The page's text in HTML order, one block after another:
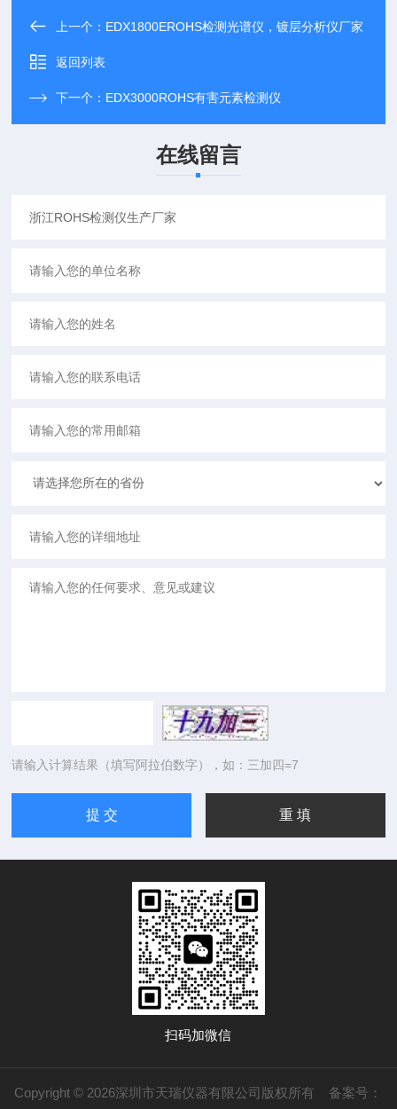
上一个： EDX1800EROHS检测光谱仪，镀层分析仪厂家
返回列表
下一个： EDX3000ROHS有害元素检测仪
在线留言
请输入计算结果（填写阿拉伯数字），如：三加四=7
扫码加微信
Copyright © 2026深圳市天瑞仪器有限公司版权所有 备案号：